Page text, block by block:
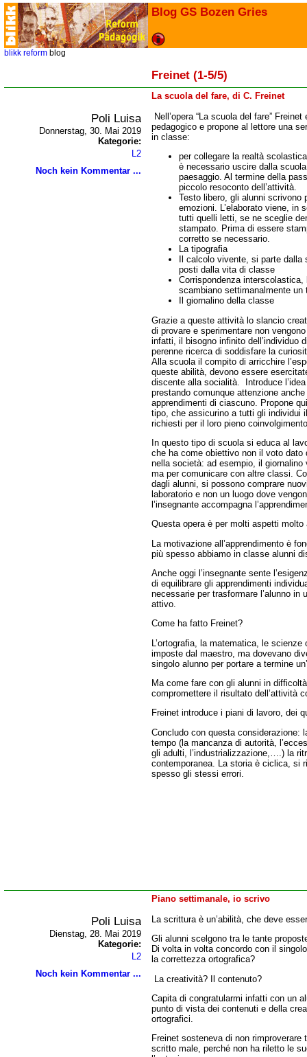
Blog GS Bozen Gries
blikk reform blog
Freinet (1-5/5)
La scuola del fare, di C. Freinet
Poli Luisa
Donnerstag, 30. Mai 2019
Kategorie:
L2
Noch kein Kommentar ...
Nell’opera “La scuola del fare”
pedagogico e propone al lettore una
in classe:
per collegare la realtà
è necessario uscire dalla
paesaggio. Al termine della
piccolo resoconto dell’attività.
Testo libero, gli alunni scrivono
emozioni. L’elaborato viene, in
tutti quelli letti, se ne sceglie
stampato. Prima di essere
corretto se necessario.
La tipografia
Il calcolo vivente, si parte
posti dalla vita di classe
Corrispondenza
scambiano settimanalmente un
Il giornalino della classe
Grazie a queste attività lo slancio
di provare e sperimentare non
infatti, il bisogno infinito dell’individuo
perenne ricerca di soddisfare la
Alla scuola il compito di arricchire
queste abilità, devono essere
discente alla socialità. Introduce
prestando comunque attenzione
apprendimenti di ciascuno. Propone
tipo, che assicurino a tutti gli individui
richiesti per il loro pieno
In questo tipo di scuola si educa al
che ha come obiettivo non il voto dato
nella società: ad esempio, il
ma per comunicare con altre classi.
dagli alunni, si possono comprare
laboratorio e non un luogo dove
l’insegnante accompagna
Questa opera è per molti aspetti molto
La motivazione all’apprendimento è
più spesso abbiamo in classe alunni
Anche oggi l’insegnante sente
di equilibrare gli apprendimenti
necessarie per trasformare l’alunno in
attivo.
Come ha fatto Freinet?
L’ortografia, la matematica, le
imposte dal maestro, ma dovevano
singolo alunno per portare a termine
Ma come fare con gli alunni in
compromettere il risultato dell’attività
Freinet introduce i piani di lavoro, dei
Concludo con questa considerazione:
tempo (la mancanza di autorità,
gli adulti, l’industrializzazione,….) la
contemporanea. La storia è ciclica, si
spesso gli stessi errori.
Piano settimanale, io scrivo
Poli Luisa
Dienstag, 28. Mai 2019
Kategorie:
L2
Noch kein Kommentar ...
La scrittura è un’abilità, che deve
Gli alunni scelgono tra le tante
Di volta in volta concordo con il
la correttezza ortografica?
La creatività? Il contenuto?
Capita di congratularmi infatti con un
punto di vista dei contenuti e della
ortografici.
Freinet sosteneva di non rimproverare
scritto male, perché non ha riletto le